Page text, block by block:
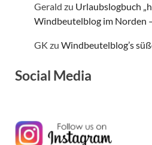
Gerald zu Urlaubslogbuch
Windbeutelblog im Norden
GK zu Windbeutelblog’s
Social Media